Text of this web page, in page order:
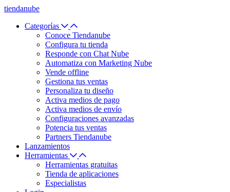
tiendanube
Categorías
Conoce Tiendanube
Configura tu tienda
Responde con Chat Nube
Automatiza con Marketing Nube
Vende offline
Gestiona tus ventas
Personaliza tu diseño
Activa medios de pago
Activa medios de envío
Configuraciones avanzadas
Potencia tus ventas
Partners Tiendanube
Lanzamientos
Herramientas
Herramientas gratuitas
Tienda de aplicaciones
Especialistas